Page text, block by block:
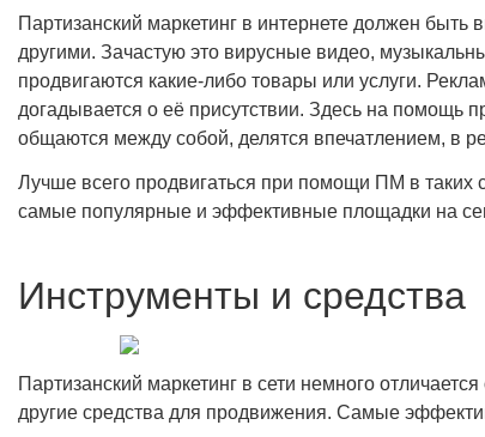
Партизанский маркетинг в интернете должен быть
другими. Зачастую это вирусные видео,
продвигаются какие-либо товары или услуги.
догадывается о её присутствии. Здесь на помощь
общаются между собой, делятся впечатлением, в
Лучше всего продвигаться при помощи ПМ в таких
самые популярные и эффективные площадки на
Инструменты и средства
Партизанский маркетинг в сети немного
другие средства для продвижения. Самые